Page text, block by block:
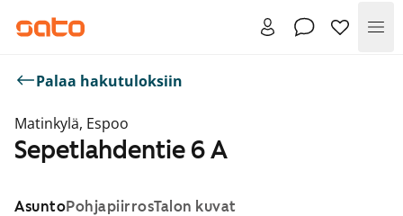
Palaa hakutuloksiin
Matinkylä, Espoo
Sepetlahdentie 6 A
AsuntoPohjapiirrosTalon kuvat